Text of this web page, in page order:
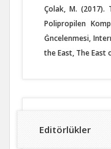
Çolak, M. (2017).
Polipropilen
Ġncelenmesi,
the East, The East
Editörlükler